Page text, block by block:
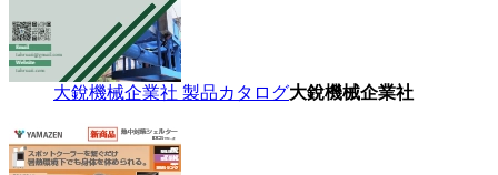
大銳機械企業社 製品カタログ大銳機械企業社